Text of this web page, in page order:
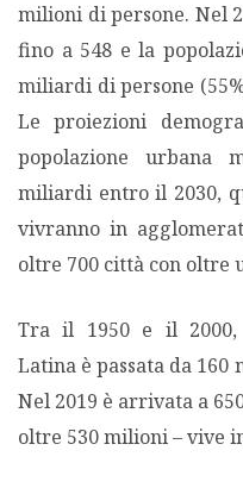
SALUTE
EDITORIALI
PUNTI DI VISTA
SGUARDI E VOCI
NAVIGANDO IN RETE
PODCAST EVENTI
milioni di persone. Nel
fino a 548 e la
miliardi di persone
Le proiezioni
popolazione urbana
miliardi entro il 2030,
vivranno in
oltre 700 città con oltre
Tra il 1950 e il 2000,
Latina è passata da
Nel 2019 è arrivata a
oltre 530 milioni – vive